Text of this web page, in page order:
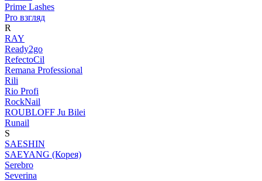
Prime Lashes
Pro взгляд
R
RAY
Ready2go
RefectoCil
Remana Professional
Rili
Rio Profi
RockNail
ROUBLOFF Ju Bilei
Runail
S
SAESHIN
SAEYANG (Корея)
Serebro
Severina